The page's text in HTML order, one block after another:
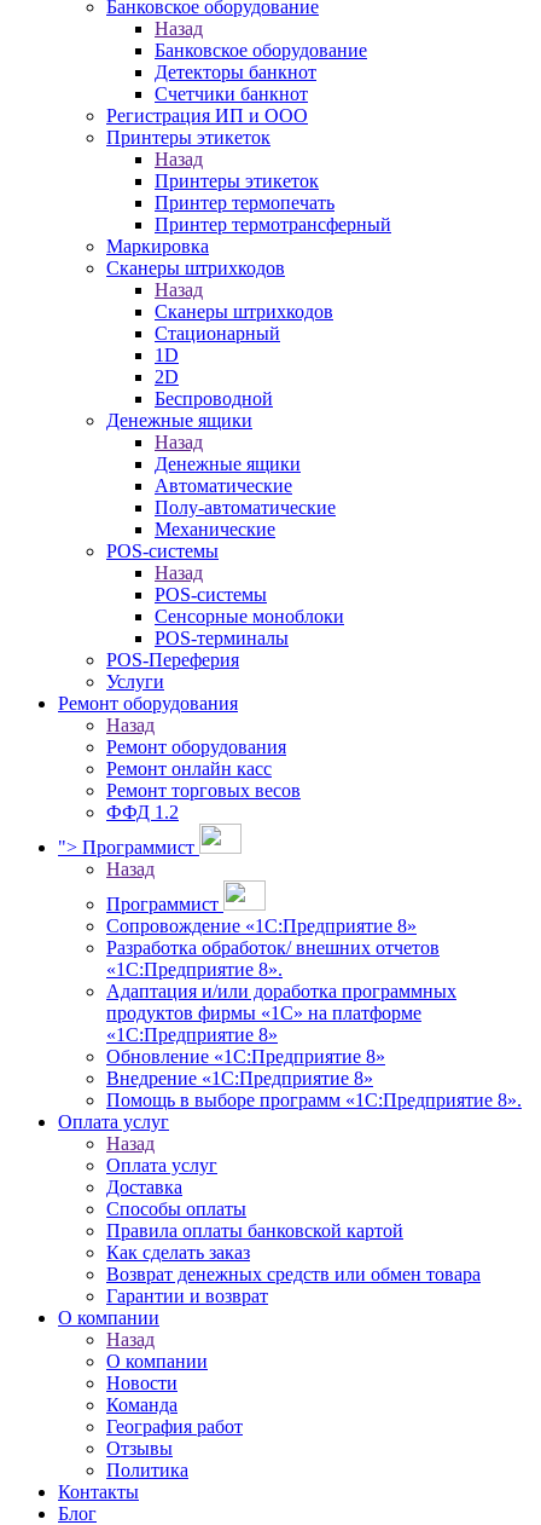
Банковское оборудование
Назад
Банковское оборудование
Детекторы банкнот
Счетчики банкнот
Регистрация ИП и ООО
Принтеры этикеток
Назад
Принтеры этикеток
Принтер термопечать
Принтер термотрансферный
Маркировка
Сканеры штрихкодов
Назад
Сканеры штрихкодов
Стационарный
1D
2D
Беспроводной
Денежные ящики
Назад
Денежные ящики
Автоматические
Полу-автоматические
Механические
POS-системы
Назад
POS-системы
Сенсорные моноблоки
POS-терминалы
POS-Переферия
Услуги
Ремонт оборудования
Назад
Ремонт оборудования
Ремонт онлайн касс
Ремонт торговых весов
ФФД 1.2
"> Программист
Назад
Программист
Сопровождение «1С:Предприятие 8»
Разработка обработок/ внешних отчетов
«1С:Предприятие 8».
Адаптация и/или доработка программных
продуктов фирмы «1С» на платформе
«1С:Предприятие 8»
Обновление «1С:Предприятие 8»
Внедрение «1С:Предприятие 8»
Помощь в выборе программ «1С:Предприятие 8».
Оплата услуг
Назад
Оплата услуг
Доставка
Способы оплаты
Правила оплаты банковской картой
Как сделать заказ
Возврат денежных средств или обмен товара
Гарантии и возврат
О компании
Назад
О компании
Новости
Команда
География работ
Отзывы
Политика
Контакты
Блог